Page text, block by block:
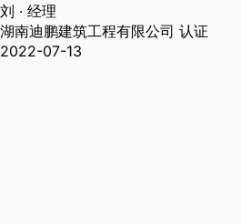
刘 · 经理
湖南迪鹏建筑工程有限公司 认证
2022-07-13